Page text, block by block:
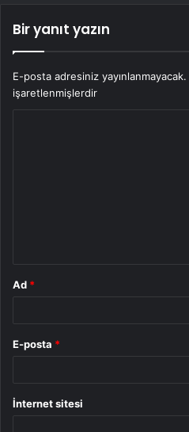
Bir yanıt yazın
E-posta adresiniz yayınlanmayacak.
işaretlenmişlerdir
Ad *
E-posta *
İnternet sitesi